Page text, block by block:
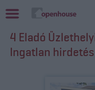
4 Eladó
Ingatlan